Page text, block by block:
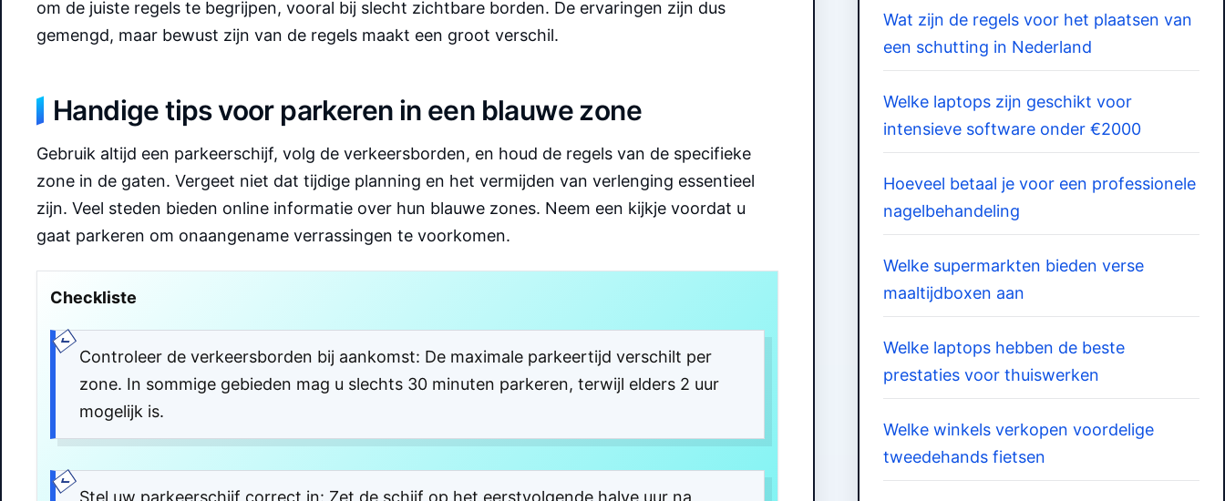
om de juiste regels te begrijpen, vooral bij slecht zichtbare borden. De ervaringen zijn dus
gemengd, maar bewust zijn van de regels maakt een groot verschil.
Handige tips voor parkeren in een blauwe zone
Gebruik altijd een parkeerschijf, volg de verkeersborden, en houd de regels van de specifieke
zone in de gaten. Vergeet niet dat tijdige planning en het vermijden van verlenging essentieel
zijn. Veel steden bieden online informatie over hun blauwe zones. Neem een kijkje voordat u
gaat parkeren om onaangename verrassingen te voorkomen.
Checkliste
Controleer de verkeersborden bij aankomst: De maximale parkeertijd verschilt per
zone. In sommige gebieden mag u slechts 30 minuten parkeren, terwijl elders 2 uur
mogelijk is.
Wat zijn de regels voor het plaatsen van
een schutting in Nederland
Welke laptops zijn geschikt voor
intensieve software onder €2000
Hoeveel betaal je voor een professionele
nagelbehandeling
Welke supermarkten bieden verse
maaltijdboxen aan
Welke laptops hebben de beste
prestaties voor thuiswerken
Welke winkels verkopen voordelige
tweedehands fietsen